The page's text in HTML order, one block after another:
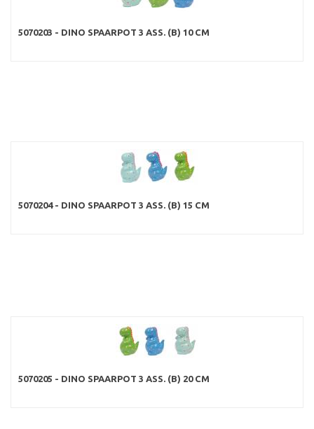
5070203 - DINO SPAARPOT 3 ASS. (B) 10 CM
5070204 - DINO SPAARPOT 3 ASS. (B) 15 CM
5070205 - DINO SPAARPOT 3 ASS. (B) 20 CM